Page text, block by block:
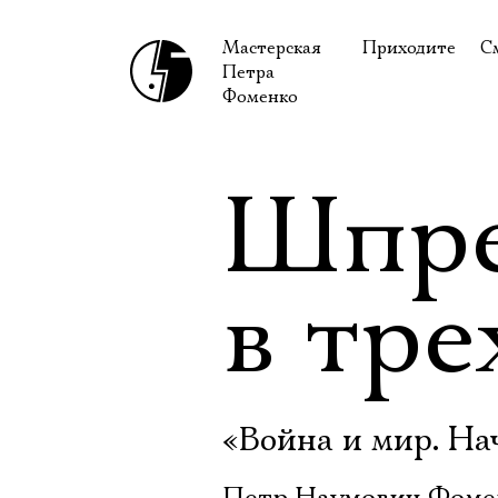
Мастерская
Петра
Фоменко
Приходите
Правила
Как добраться
в
«Война и мир.